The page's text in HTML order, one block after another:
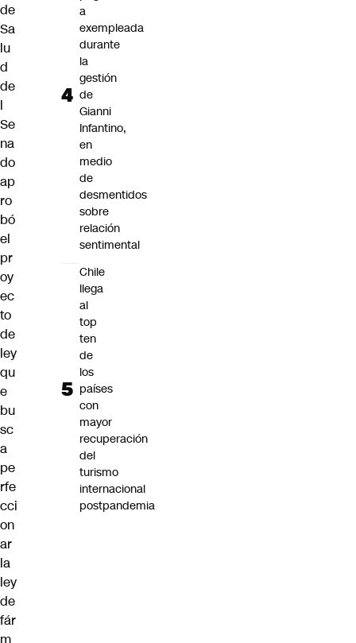
de
Sa
lu
d
de
l
Se
na
do
ap
ro
bó
el
pr
oy
ec
to
de
ley
qu
e
bu
sc
a
pe
rfe
cci
on
ar
la
ley
de
fár
m
a
exempleada
durante
la
gestión
de
Gianni
Infantino,
en
medio
de
desmentidos
sobre
relación
sentimental
Chile
llega
al
top
ten
de
los
países
con
mayor
recuperación
del
turismo
internacional
postpandemia